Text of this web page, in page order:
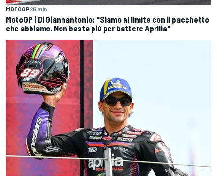
MOTOGP26 min
MotoGP | Di Giannantonio: "Siamo al limite con il pacchetto
che abbiamo. Non basta più per battere Aprilia"